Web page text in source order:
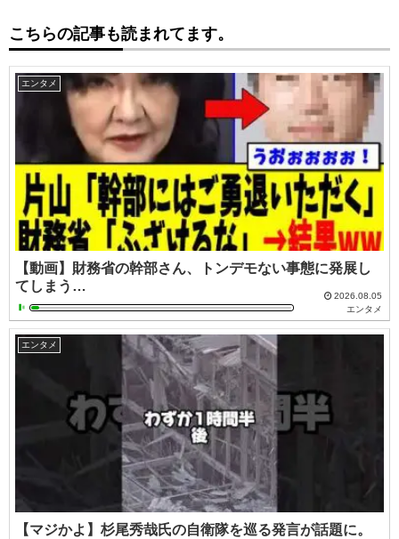
こちらの記事も読まれてます。
エンタメ
【動画】財務省の幹部さん、トンデモない事態に発展し
てしまう…
2026.08.05
エンタメ
エンタメ
【マジかよ】杉尾秀哉氏の自衛隊を巡る発言が話題に。